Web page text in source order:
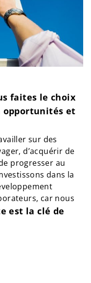
faites le choix
opportunités et
sur des
d’acquérir de
progresser au
dans la
car nous
est la clé de